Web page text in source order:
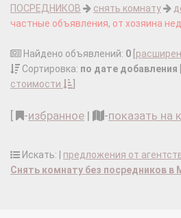
ПОСРЕДНИКОВ
снять комнату
частные объявления, от хозяина
Найдено объявлений: 0
Сортировка: по дате добавления
стоимости
-избранное | -показать на
Искать: | предложения от
Снять комнату без посредников в